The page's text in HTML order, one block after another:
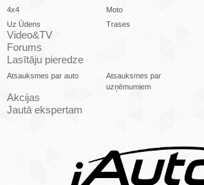
4x4
Moto
Uz Ūdens
Trases
Video&TV
Forums
Lasītāju pieredze
Atsauksmes par auto
Atsauksmes par
uzņēmumiem
Akcijas
Jautā ekspertam